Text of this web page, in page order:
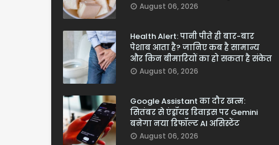
August 06, 2026
Health Alert: पानी पीते ही बार-बार
पेशाब आता है? जानिए कब है सामान्य
और किन बीमारियों का हो सकता है संकेत
August 06, 2026
Google Assistant का दौर खत्म:
सितंबर से एंड्रॉयड डिवाइस पर Gemini
बनेगा नया डिफॉल्ट AI असिस्टेंट
August 06, 2026